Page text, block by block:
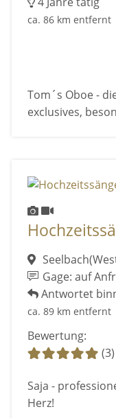
ca. 86 km entfernt
Tom´s Oboe -
exclusives,
Gage: auf
Antwortet
ca. 89 km entfernt
Bewertung:
(3)
Saja -
Herz!